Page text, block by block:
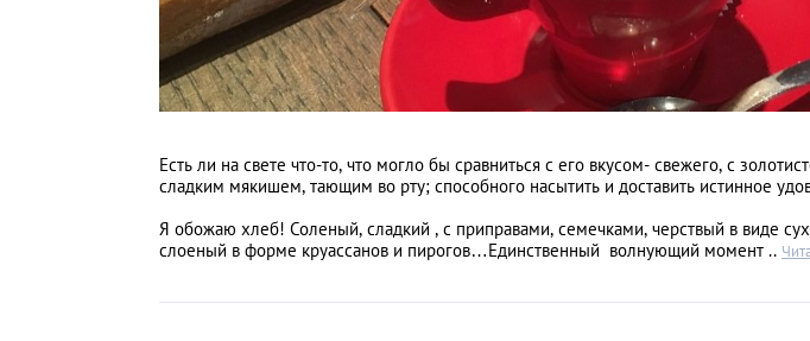
Москва
Париж
Пхукет
Есть ли на свете что-то, что могло бы сравниться с его вкусом- свежего, с
сладким мякишем, тающим во рту; способного насытить и доставить истинное
Я обожаю хлеб! Соленый, сладкий , с приправами, семечками, черствый в виде
слоеный в форме круассанов и пирогов…Единственный волнующий момент ..